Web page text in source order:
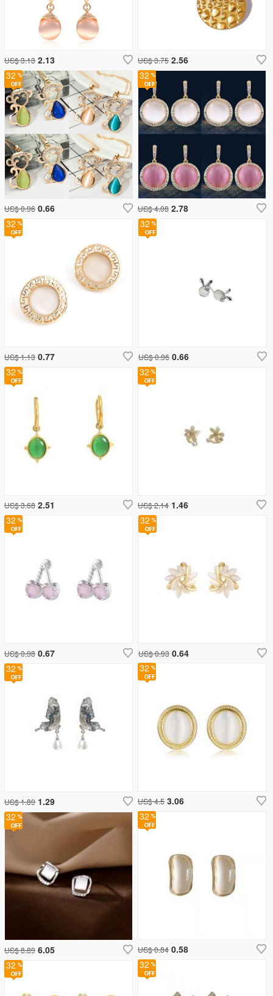
32
US$ 0.96 0.66
32
US$ 1.13 0.77
32
US$ 4.08 2.78
US$ 3.13 2.13 US$ 3.75 2.56
32
US$ 0.96 0.66
32
US$ 3.68 2.51
32
US$ 0.98 0.67
32
US$ 2.14 1.46
32
US$ 1.89 1.29
32
US$ 4.5 3.06
32
US$ 0.93 0.64
32
US$ 8.89 6.05
32
32
US$ 0.84 0.58
32